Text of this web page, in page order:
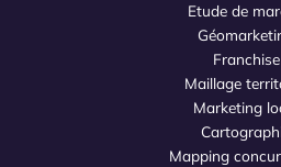
Etude de
Franchise
Maillage
Marketing
Mapping